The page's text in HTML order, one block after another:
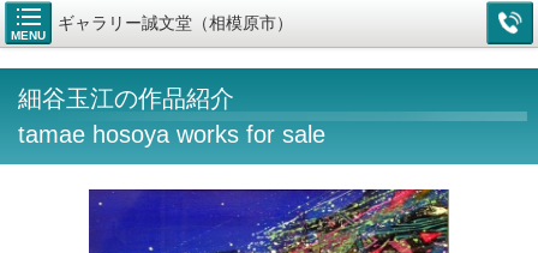
MENU
ギャラリー誠文堂（相模原市）
細谷玉江の作品紹介
tamae hosoya works for sale